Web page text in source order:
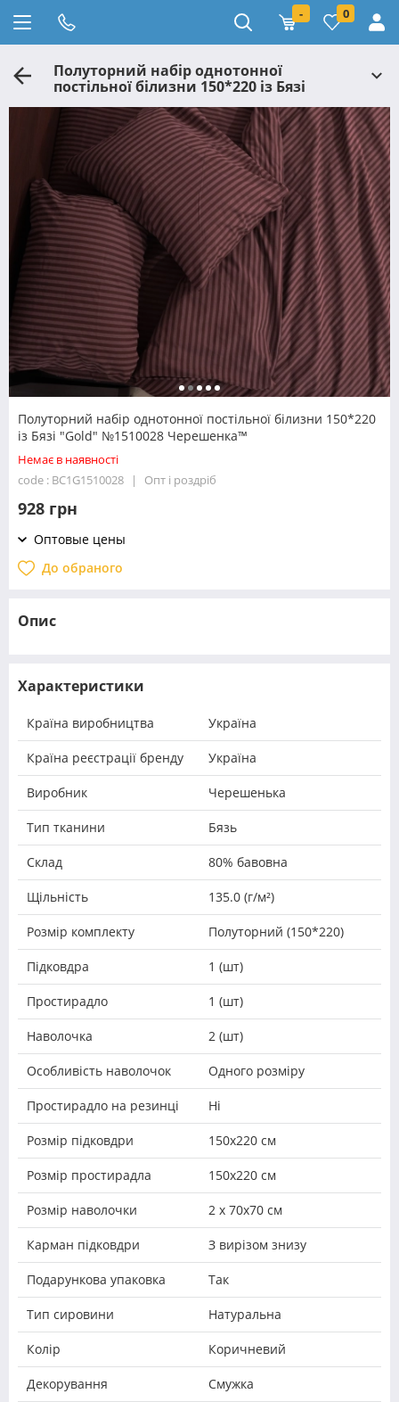
- 0
Полуторний набір однотонної
постільної білизни 150*220 із Бязі
"Gold" №1510028 Черешенка™
Полуторний набір однотонної постільної білизни 150*220
із Бязі "Gold" №1510028 Черешенка™
Немає в наявності
code : BC1G1510028
Опт і роздріб
928 грн
Оптовые цены
До обраного
Опис
Характеристики
Країна виробництва Україна
Країна реєстрації бренду Україна
Виробник Черешенька
Тип тканини Бязь
Склад 80% бавовна
Щільність 135.0 (г/м²)
Розмір комплекту Полуторний (150*220)
Підковдра 1 (шт)
Простирадло 1 (шт)
Наволочка 2 (шт)
Особливість наволочок Одного розміру
Простирадло на резинці Ні
Розмір підковдри 150х220 см
Розмір простирадла 150х220 см
Розмір наволочки 2 х 70х70 см
Карман підковдри З вирізом знизу
Подарункова упаковка Так
Тип сировини Натуральна
Колір Коричневий
Декорування Смужка